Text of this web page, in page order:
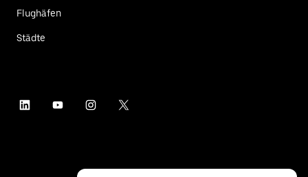
Flughäfen
Städte